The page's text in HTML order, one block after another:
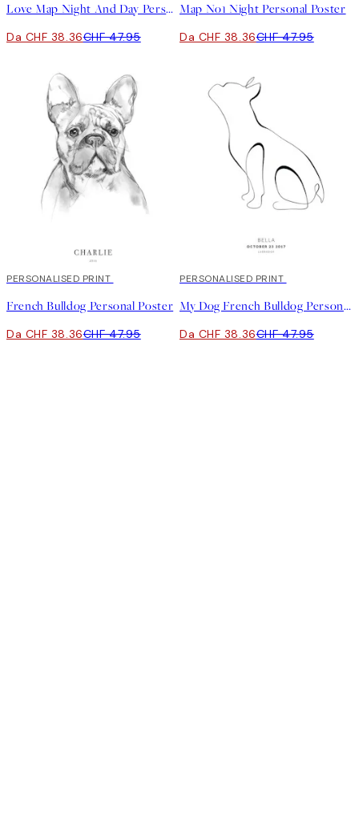
Love Map Night And Day Personal Poster
Da CHF 38.36CHF 47.95
Map No1 Night Personal Poster
Da CHF 38.36CHF 47.95
20%*
PERSONALISED PRINT
French Bulldog Personal Poster
Da CHF 38.36CHF 47.95
20%*
PERSONALISED PRINT
My Dog French Bulldog Personal Poster
Da CHF 38.36CHF 47.95